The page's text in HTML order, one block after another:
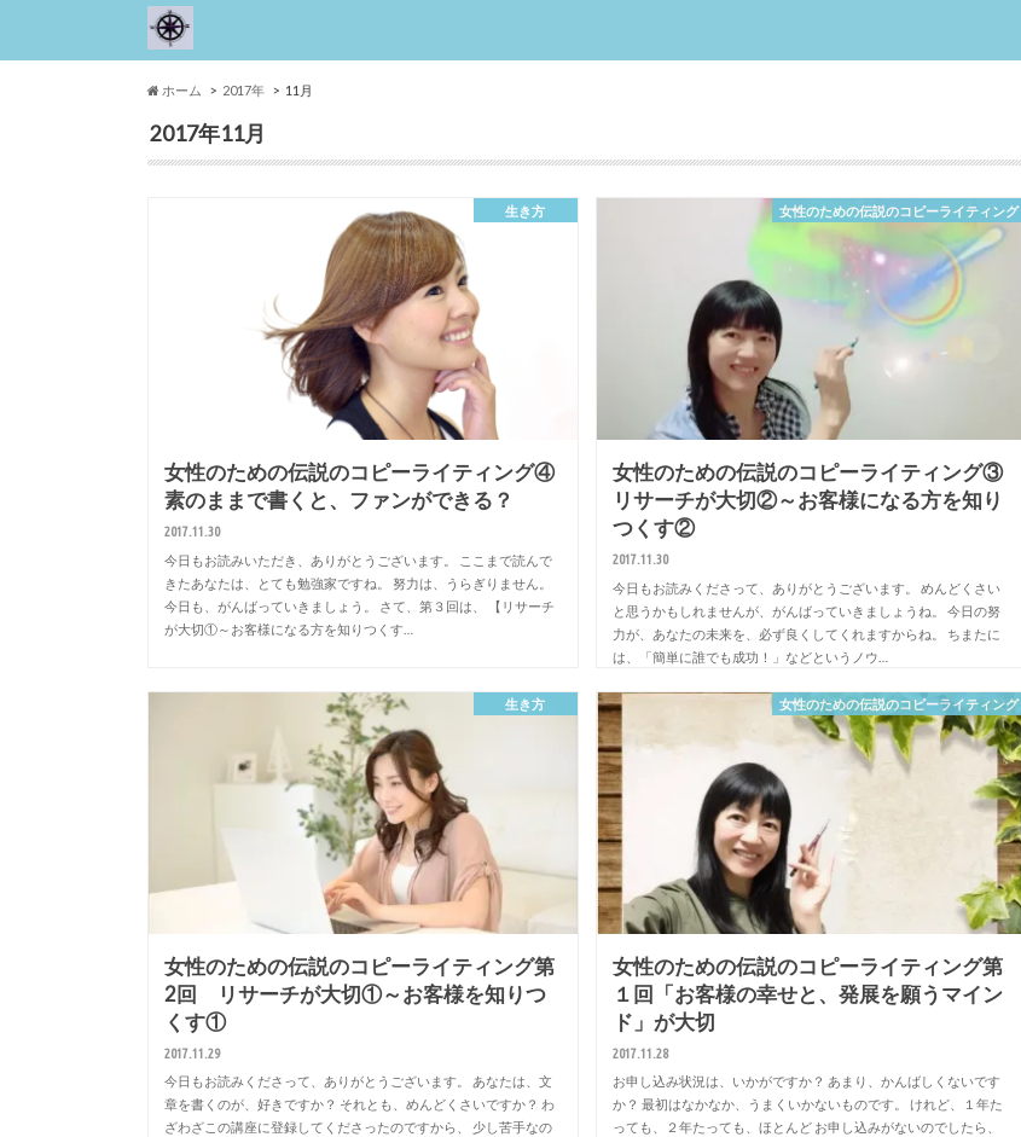
ホーム 2017年 11月
2017年11月
生き方
女性のための伝説のコピーライティング④
素のままで書くと、ファンができる？
2017.11.30
今日もお読みいただき、ありがとうございます。 ここまで読んで
きたあなたは、とても勉強家ですね。 努力は、うらぎりません。
今日も、がんばっていきましょう。 さて、第３回は、 【リサーチ
が大切①～お客様になる方を知りつくす…
女性のための伝説のコピーライティング
女性のための伝説のコピーライティング③
リサーチが大切②～お客様になる方を知り
つくす②
2017.11.30
今日もお読みくださって、ありがとうございます。 めんどくさい
と思うかもしれませんが、がんばっていきましょうね。 今日の努
力が、あなたの未来を、必ず良くしてくれますからね。 ちまたに
は、「簡単に誰でも成功！」などというノウ…
生き方
女性のための伝説のコピーライティング第
2回 リサーチが大切①～お客様を知りつ
くす①
2017.11.29
今日もお読みくださって、ありがとうございます。 あなたは、文
章を書くのが、好きですか？ それとも、めんどくさいですか？ わ
ざわざこの講座に登録してくださったのですから、 少し苦手なの
女性のための伝説のコピーライティング
女性のための伝説のコピーライティング第
１回「お客様の幸せと、発展を願うマイン
ド」が大切
2017.11.28
お申し込み状況は、いかがですか？ あまり、かんばしくないです
か？ 最初はなかなか、うまくいかないものです。 けれど、１年た
っても、２年たっても、ほとんど お申し込みがないのでしたら、